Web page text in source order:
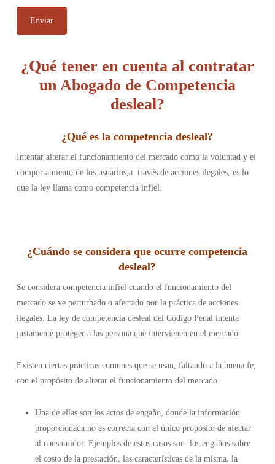
¿Qué tener en cuenta al contratar
un Abogado de Competencia
desleal?
¿Qué es la competencia desleal?
Intentar alterar el funcionamiento del mercado como la voluntad y el
comportamiento de los usuarios,a través de acciones ilegales, es lo
que la ley llama como competencia infiel.
¿Cuándo se considera que ocurre competencia
desleal?
Se considera competencia infiel cuando el funcionamiento del
mercado se ve perturbado o afectado por la práctica de acciones
ilegales. La ley de competencia desleal del Código Penal intenta
justamente proteger a las persona que intervienen en el mercado.
Existen ciertas prácticas comunes que se usan, faltando a la buena fe,
con el propósito de alterar el funcionamiento del mercado.
Una de ellas son los actos de engaño, donde la información
proporcionada no es correcta con el único propósito de afectar
al consumidor. Ejemplos de estos casos son los engaños sobre
el costo de la prestación, las características de la misma, la